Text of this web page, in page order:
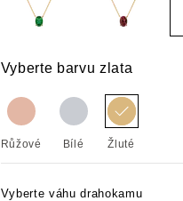
Vyberte barvu zlata
Růžové Bílé Žluté
Vyberte váhu drahokamu